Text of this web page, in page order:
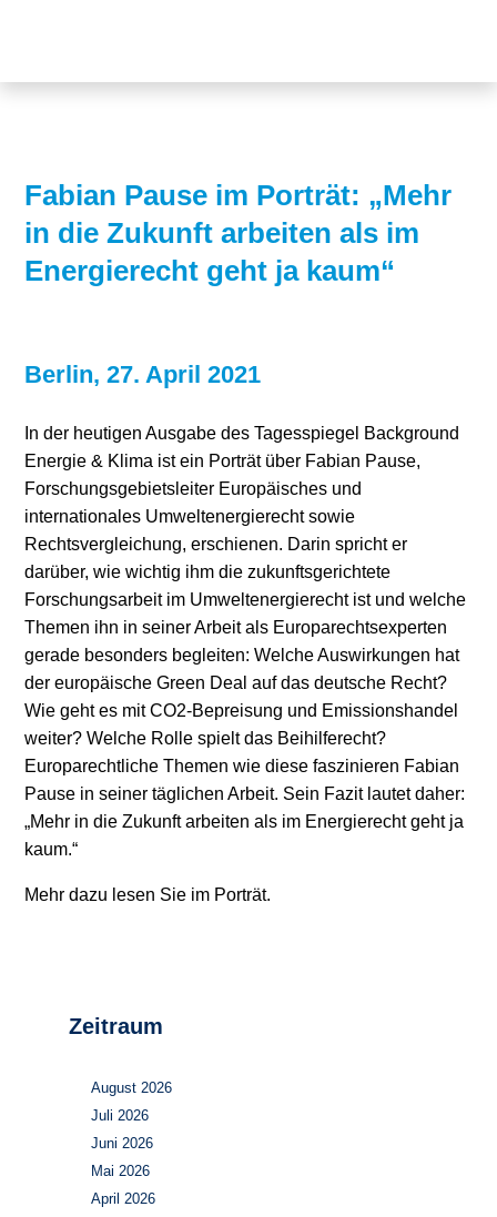
Genehmigungen
Grundsatzfragen
Sektorenkopplung
Speicher
Stromerzeugung
Wärme
Wasserstoff
Blog
Karriere
Team
Forschungsnetzwerk
Bibliothek
Newsletter
Infomaterial
Schriften zum
Umweltenergierecht
Fabian Pause im Porträt: „Mehr
in die Zukunft arbeiten als im
Energierecht geht ja kaum“
Berlin, 27. April 2021
In der heutigen Ausgabe des Tagesspiegel Background
Energie & Klima ist ein Porträt über Fabian Pause,
Forschungsgebietsleiter Europäisches und
internationales Umweltenergierecht sowie
Rechtsvergleichung, erschienen. Darin spricht er
darüber, wie wichtig ihm die zukunftsgerichtete
Forschungsarbeit im Umweltenergierecht ist und welche
Themen ihn in seiner Arbeit als Europarechtsexperten
gerade besonders begleiten: Welche Auswirkungen hat
der europäische Green Deal auf das deutsche Recht?
Wie geht es mit CO2-Bepreisung und Emissionshandel
weiter? Welche Rolle spielt das Beihilferecht?
Europarechtliche Themen wie diese faszinieren Fabian
Pause in seiner täglichen Arbeit. Sein Fazit lautet daher:
„Mehr in die Zukunft arbeiten als im Energierecht geht ja
kaum.“
Mehr dazu lesen Sie im Porträt.
Zeitraum
August 2026
Juli 2026
Juni 2026
Mai 2026
April 2026